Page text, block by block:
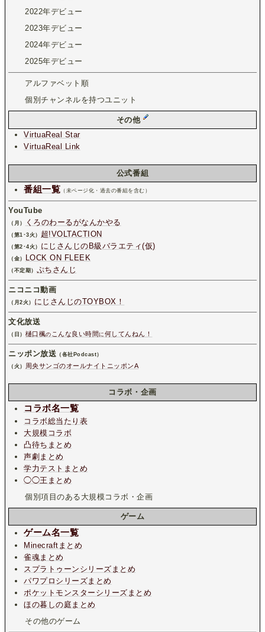
2022年デビュー
2023年デビュー
2024年デビュー
2025年デビュー
アルファベット順
個別チャンネルを持つユニット
その他
VirtuaReal Star
VirtuaReal Link
公式番組
番組一覧 （未ページ化・過去の番組を含む）
YouTube
（月） くろのわーるがなんかやる
（第1･3火） 超!VOLTACTION
（第2･4火） にじさんじのB級バラエティ(仮)
（金） LOCK ON FLEEK
（不定期） ぷちさんじ
ニコニコ動画
（月2火） にじさんじのTOYBOX！
文化放送
（日） 樋口楓の こんな良い時間 に 何してんねん！
ニッポン放送 （各社Podcast）
（火）
周央サンゴのオールナイトニッポンA
コラボ・企画
コラボ名一覧
コラボ総当たり表
大規模コラボ
凸待ちまとめ
声劇まとめ
学力テストまとめ
◯◯王まとめ
個別項目のある大規模コラボ・企画
ゲーム
ゲーム名一覧
Minecraftまとめ
雀魂まとめ
スプラトゥーンシリーズまとめ
パワプロシリーズまとめ
ポケットモンスターシリーズまとめ
ほの暮しの庭まとめ
その他のゲーム